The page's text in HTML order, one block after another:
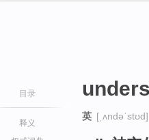
目录
释义
英 [ˌʌndəˈstʊd]